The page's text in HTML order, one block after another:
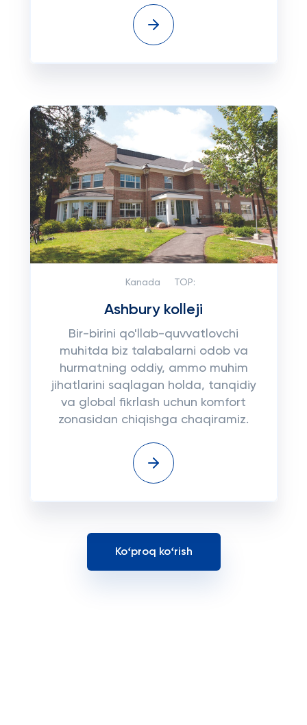
Kanada TOP:
Ashbury kolleji
Bir-birini qo'llab-quvvatlovchi
muhitda biz talabalarni odob va
hurmatning oddiy, ammo muhim
jihatlarini saqlagan holda, tanqidiy
va global fikrlash uchun komfort
zonasidan chiqishga chaqiramiz.
Koʻproq koʻrish